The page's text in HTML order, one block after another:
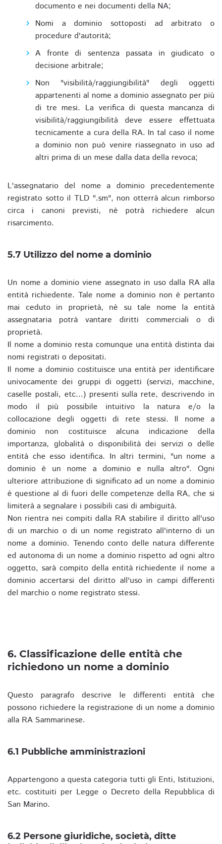
documento e nei documenti della NA;
Nomi a dominio sottoposti ad arbitrato o
procedure d'autorità;
A fronte di sentenza passata in giudicato o
decisione arbitrale;
Non "visibilità/raggiungibilità" degli oggetti
appartenenti al nome a dominio assegnato per più
di tre mesi. La verifica di questa mancanza di
visibilità/raggiungibilità deve essere effettuata
tecnicamente a cura della RA. In tal caso il nome
a dominio non può venire riassegnato in uso ad
altri prima di un mese dalla data della revoca;
L'assegnatario del nome a dominio precedentemente
registrato sotto il TLD ".sm", non otterrà alcun rimborso
circa i canoni previsti, nè potrà richiedere alcun
risarcimento.
5.7 Utilizzo del nome a dominio
Un nome a dominio viene assegnato in uso dalla RA alla
entità richiedente. Tale nome a dominio non è pertanto
mai ceduto in proprietà, nè su tale nome la entità
assegnataria potrà vantare diritti commerciali o di
proprietà.
Il nome a dominio resta comunque una entità distinta dai
nomi registrati o depositati.
Il nome a dominio costituisce una entità per identificare
univocamente dei gruppi di oggetti (servizi, macchine,
caselle postali, etc...) presenti sulla rete, descrivendo in
modo il più possibile intuitivo la natura e/o la
collocazione degli oggetti di rete stessi. Il nome a
dominio non costituisce alcuna indicazione della
importanza, globalità o disponibilità dei servizi o delle
entità che esso identifica. In altri termini, "un nome a
dominio è un nome a dominio e nulla altro". Ogni
ulteriore attribuzione di significato ad un nome a dominio
è questione al di fuori delle competenze della RA, che si
limiterà a segnalare i possibili casi di ambiguità.
Non rientra nei compiti dalla RA stabilire il diritto all'uso
di un marchio o di un nome registrato all'interno di un
nome a dominio. Tenendo conto delle natura differente
ed autonoma di un nome a dominio rispetto ad ogni altro
oggetto, sarà compito della entità richiedente il nome a
dominio accertarsi del diritto all'uso in campi differenti
del marchio o nome registrato stessi.
6. Classificazione delle entità che
richiedono un nome a dominio
Questo paragrafo descrive le differenti entità che
possono richiedere la registrazione di un nome a dominio
alla RA Sammarinese.
6.1 Pubbliche amministrazioni
Appartengono a questa categoria tutti gli Enti, Istituzioni,
etc. costituiti per Legge o Decreto della Repubblica di
San Marino.
6.2 Persone giuridiche, società, ditte